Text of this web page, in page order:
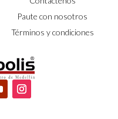
Paute con nosotros
Términos y condiciones